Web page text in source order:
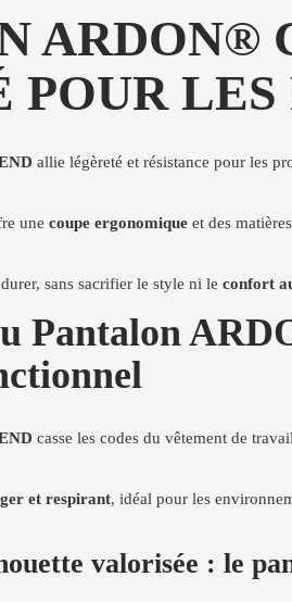
ARDON®
POUR
allie légèreté et résistance pour les
une coupe ergonomique et des
sans sacrifier le style ni le confort
Pantalon
casse les codes du vêtement de
et respirant, idéal pour les
valorisée : le